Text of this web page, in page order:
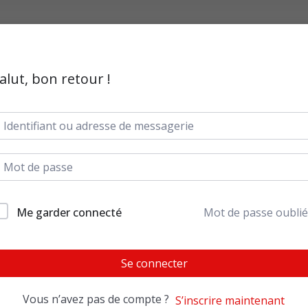
bon retour !
Me garder connecté Mot de passe
Se connecter
Vous n’avez pas de compte ? S’inscrire maintenant